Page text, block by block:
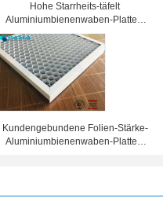
Hohe Starrheits-täfelt
Aluminiumbienenwaben-Platten,
Wabenkern 25 Millimeter Stärke-
Kundengebundene Folien-Stärke-
Aluminiumbienenwaben-Platten,